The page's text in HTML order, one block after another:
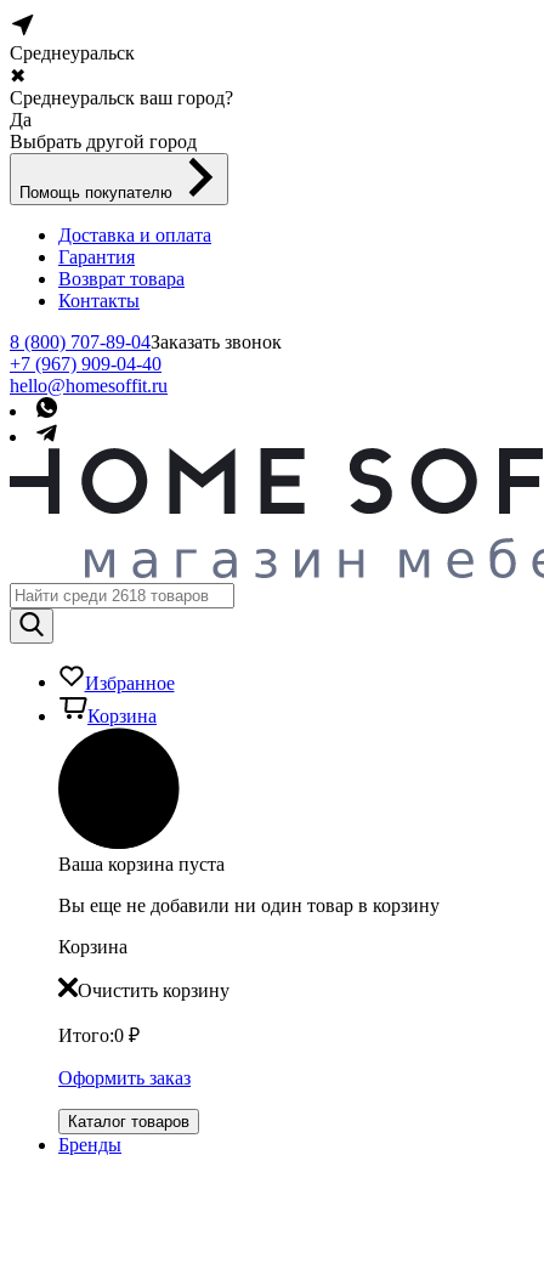
Среднеуральск
✖
Среднеуральск ваш город?
Да
Выбрать другой город
Помощь покупателю
Доставка и оплата
Гарантия
Возврат товара
Контакты
8 (800) 707-89-04Заказать звонок
+7 (967) 909-04-40
hello@homesoffit.ru
Избранное
Корзина
Ваша корзина пуста
Вы еще не добавили ни один товар в корзину
Корзина
Очистить корзину
Итого:0 ₽
Оформить заказ
Каталог товаров
Бренды